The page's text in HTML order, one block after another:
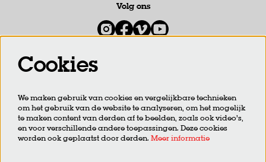
Volg ons
Meld je aan voor de nieuwsbrief
AANMELDEN
Cookies
We maken gebruik van cookies en vergelijkbare technieken
om het gebruik van de website te analyseren, om het mogelijk
te maken content van derden af te beelden, zoals ook video’s,
en voor verschillende andere toepassingen. Deze cookies
worden ook geplaatst door derden. Meer informatie